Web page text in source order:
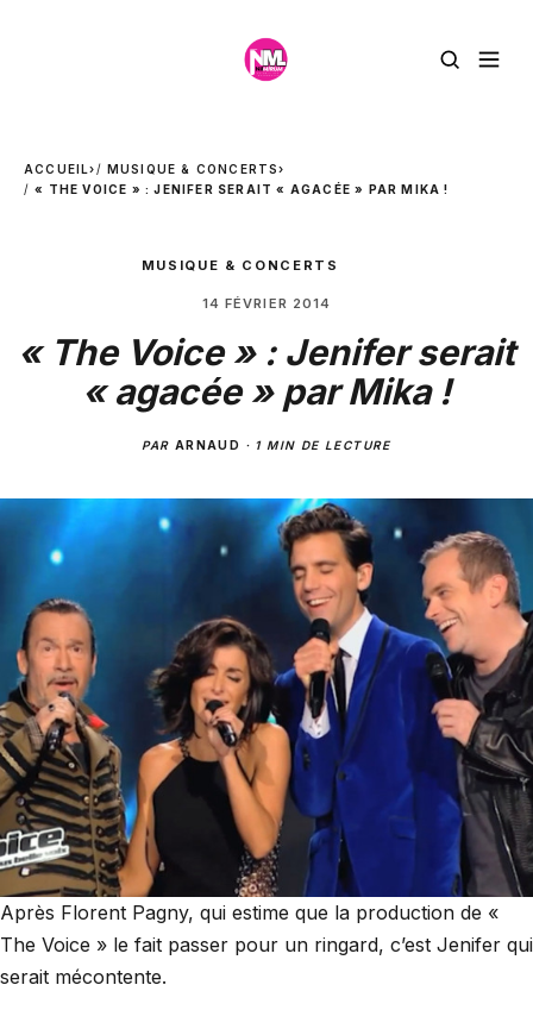
ACCUEIL› MUSIQUE & CONCERTS›
« THE VOICE » : JENIFER SERAIT « AGACÉE » PAR MIKA !
MUSIQUE & CONCERTS
14 FÉVRIER 2014
« The Voice » : Jenifer serait
« agacée » par Mika !
PAR ARNAUD · 1 MIN DE LECTURE
Après Florent Pagny, qui estime que la production de «
The Voice » le fait passer pour un ringard, c’est Jenifer qui
serait mécontente.